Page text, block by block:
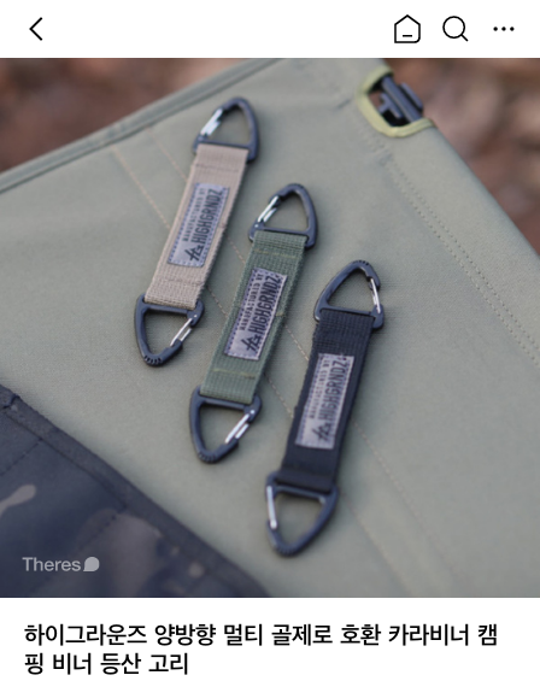
하이그라운즈 양방향 멀티 골제로 호환 카라비너 캠
핑 비너 등산 고리